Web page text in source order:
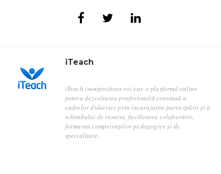
iTeach
iTeach (suntprofesor.ro) este o platformă online
pentru dezvoltarea profesională continuă a
cadrelor didactice prin încurajarea participării și a
schimbului de resurse, facilitarea colaborării,
formarea competențelor pedagogice și de
specialitate.